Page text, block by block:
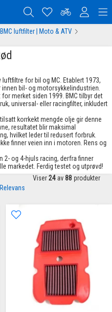
BMC luftfilter | Moto & ATV
for bil og MC. Etablert 1973,
bil- og motorsykkelindustrien.
merket siden 1999. BMC tilbyr det
universal- eller racingfilter, inkludert
korrkekt mengde olje gir denne
resultatet blir maksimal
hvilket leder til redusert forbruk.
finner veien inn i motoren. Rens og
2- og 4-hjuls racing, derfra finner
markedet. Ferdig testet og utprøvd!
Relevans
Viser 24 av 88 produkter